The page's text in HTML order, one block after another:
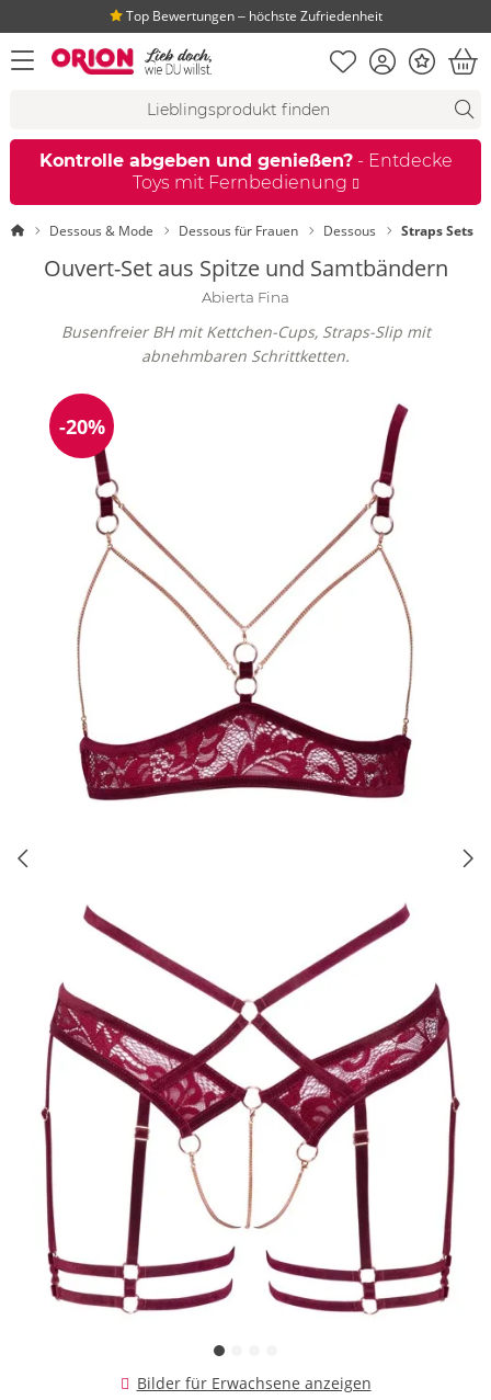
Top Bewertungen ‒ höchste Zufriedenheit
Menü öffnen Merkliste
KontoBonus
Kontrolle abgeben und genießen?- Entdecke
Toys mit Fernbedienung
StartseiteDessous & Mode Dessous für Frauen Dessous Straps Sets
Ouvert-Set aus Spitze und Samtbändern
Abierta Fina
Busenfreier BH mit Kettchen-Cups, Straps-Slip mit
abnehmbaren Schrittketten.
Reduzierung
-20%
Bilder für Erwachsene anzeigen